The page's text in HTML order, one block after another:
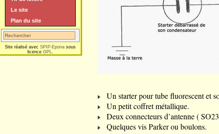
Un starter pour tube fluorescent et
Un petit coffret métallique.
Deux connecteurs d’antenne (
Quelques vis Parker ou boulons.
Le site
Plan du site
Site réalisé avec SPIP-Epona sous
licence GPL.